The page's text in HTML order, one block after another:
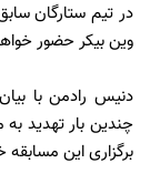
وین بیکر حضور
دنیس رادمن با
چندین بار تهدید
برگزاری این